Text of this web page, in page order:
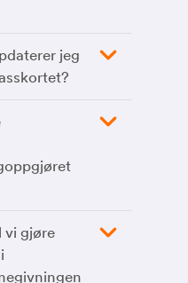
jeg
vi gjøre